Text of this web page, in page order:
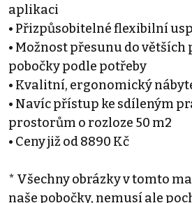
aplikaci
• Přizpůsobitelné flexibilní
• Možnost přesunu do
pobočky podle potřeby
• Kvalitní, ergonomický
• Navíc přístup ke sdíleným
prostorům o rozloze 50 m2
• Ceny již od 8890 Kč
* Všechny obrázky v tomto
naše pobočky, nemusí ale